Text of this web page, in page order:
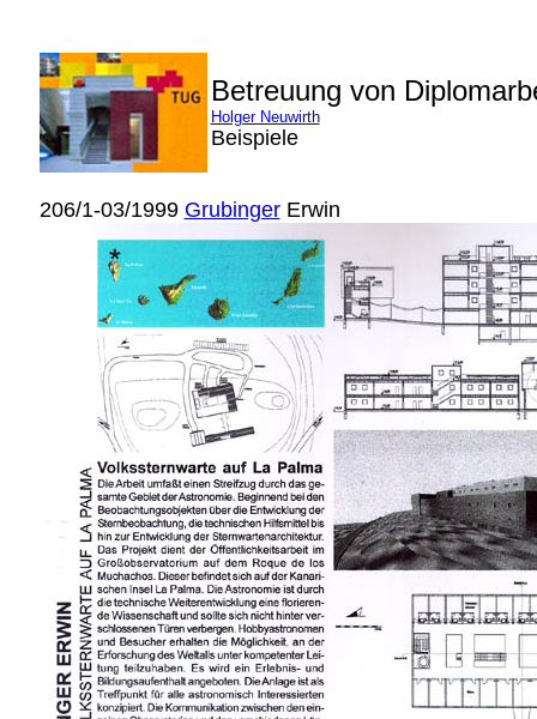
Betreuung von
Holger Neuwirth
Beispiele
206/1-03/1999 GrubingerErwin